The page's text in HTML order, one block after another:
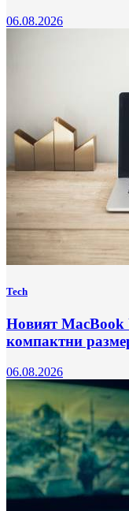
06.08.2026
Tech
Новият MacBook
компактни
06.08.2026